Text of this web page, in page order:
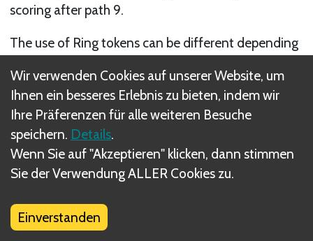
scoring after path 9.
The use of Ring tokens can be different depending
Nächste
Winnow
Was sind DIZED Regeln?
Wir verwenden Cookies auf unserer Website, um
Ihnen ein besseres Erlebnis zu bieten, indem wir
Ihre Präferenzen für alle weiteren Besuche
speichern. Details.
Wenn Sie auf "Akzeptieren" klicken, dann stimmen
Sie der Verwendung ALLER Cookies zu.
Einverstanden